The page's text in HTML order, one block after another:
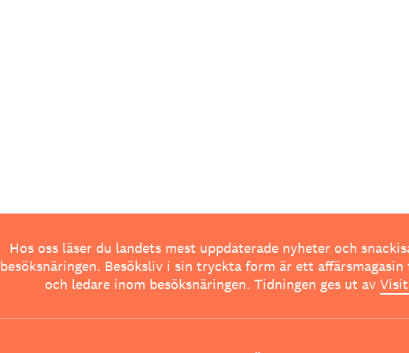
Hos oss läser du landets mest uppdaterade nyheter och
besöksnäringen. Besöksliv i sin tryckta form är ett affärsmagasin
och ledare inom besöksnäringen. Tidningen ges ut av